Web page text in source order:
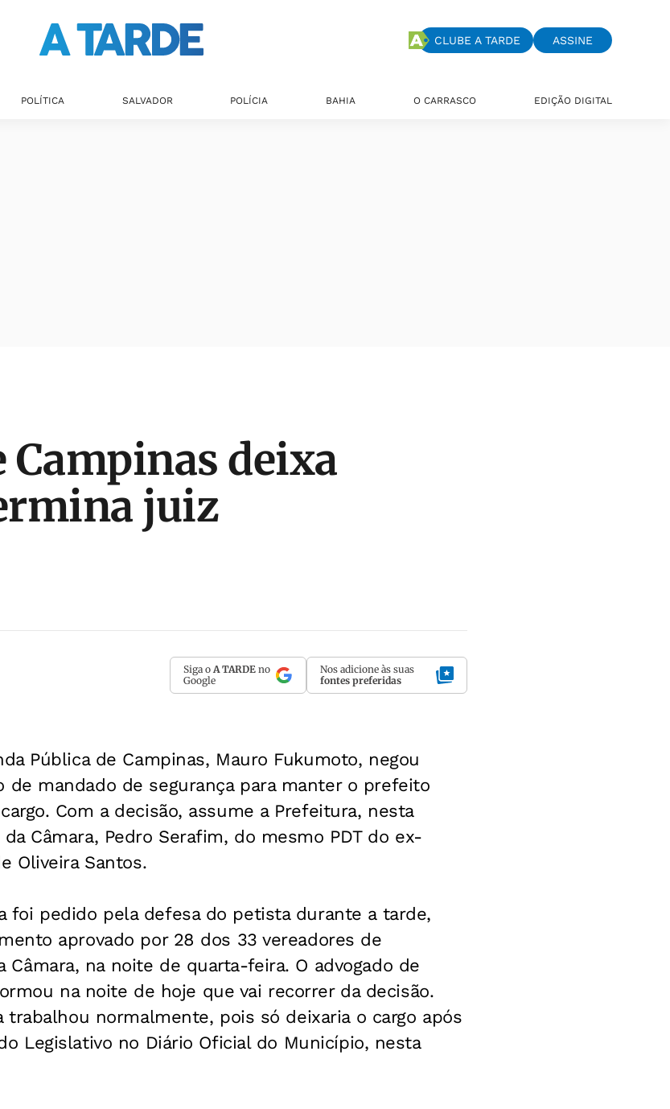
CLUBE A TARDE ASSINE
POLÍTICA SALVADOR POLÍCIA BAHIA O CARRASCO EDIÇÃO DIGITAL
Campinas deixa
juiz
Siga o A TARDE no
Google
Nos adicione às suas
fontes preferidas
Pública de Campinas, Mauro Fukumoto, negou
de mandado de segurança para manter o prefeito
Com a decisão, assume a Prefeitura, nesta
Câmara, Pedro Serafim, do mesmo PDT do ex-
Oliveira Santos.
foi pedido pela defesa do petista durante a tarde,
aprovado por 28 dos 33 vereadores de
Câmara, na noite de quarta-feira. O advogado de
na noite de hoje que vai recorrer da decisão.
trabalhou normalmente, pois só deixaria o cargo após
Legislativo no Diário Oficial do Município, nesta